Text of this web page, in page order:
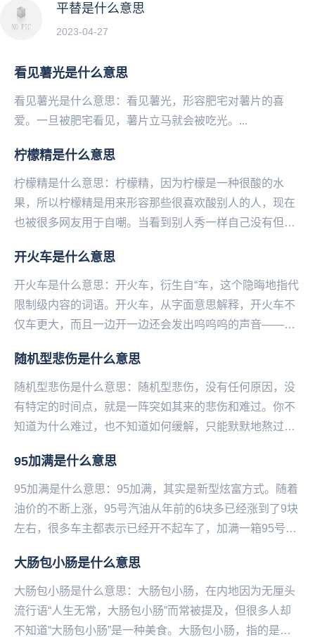
平替是什么意思
2023-04-27
看见薯光是什么意思
看见薯光是什么意思：看见薯光，形容肥宅对薯片的喜
爱。一旦被肥宅看见，薯片立马就会被吃光。...
柠檬精是什么意思
柠檬精是什么意思：柠檬精，因为柠檬是一种很酸的水
果，所以柠檬精是用来形容那些很喜欢酸别人的人，现在
也被很多网友用于自嘲。当看到别人秀一样自己没有但却
开火车是什么意思
开火车是什么意思：开火车，衍生自“车，这个隐晦地指代
限制级内容的词语。开火车，从字面意思解释，开火车不
仅车更大，而且一边开一边还会发出呜呜呜的声音——污
随机型悲伤是什么意思
随机型悲伤是什么意思：随机型悲伤，没有任何原因，没
有特定的时间点，就是一阵突如其来的悲伤和难过。你不
知道为什么难过，也不知道如何缓解，只能默默地熬过去
95加满是什么意思
95加满是什么意思：95加满，其实是新型炫富方式。随着
油价的不断上涨，95号汽油从年前的6块多已经涨到了9块
左右，很多车主都表示已经开不起车了，加满一箱95号汽
大肠包小肠是什么意思
大肠包小肠是什么意思：大肠包小肠，在内地因为无厘头
流行语“人生无常，大肠包小肠”而常被提及，但很多人却
不知道“大肠包小肠”是一种美食。大肠包小肠，指的是台